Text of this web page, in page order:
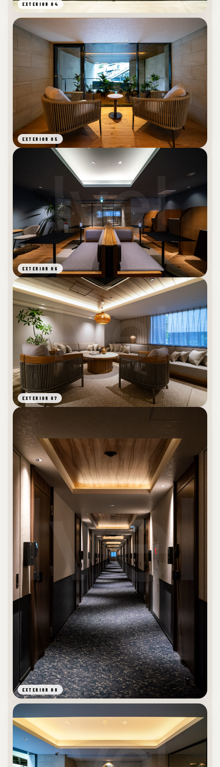
EXTERIOR 04
EXTERIOR 05
EXTERIOR 06
EXTERIOR 07
EXTERIOR 08